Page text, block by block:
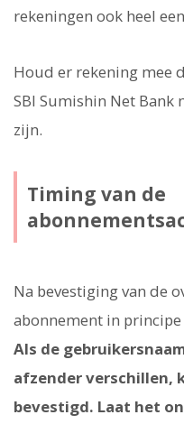
rekeningen ook heel
Houd er rekening mee
SBI Sumishin Net
zijn.
Timing van de
Na bevestiging van de
abonnement in
Als de
afzender verschillen,
bevestigd. Laat het